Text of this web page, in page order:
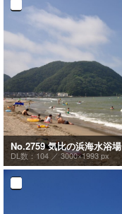
No.2759 気比の浜海水浴場
DL数：104 ／ 3000×1993 px